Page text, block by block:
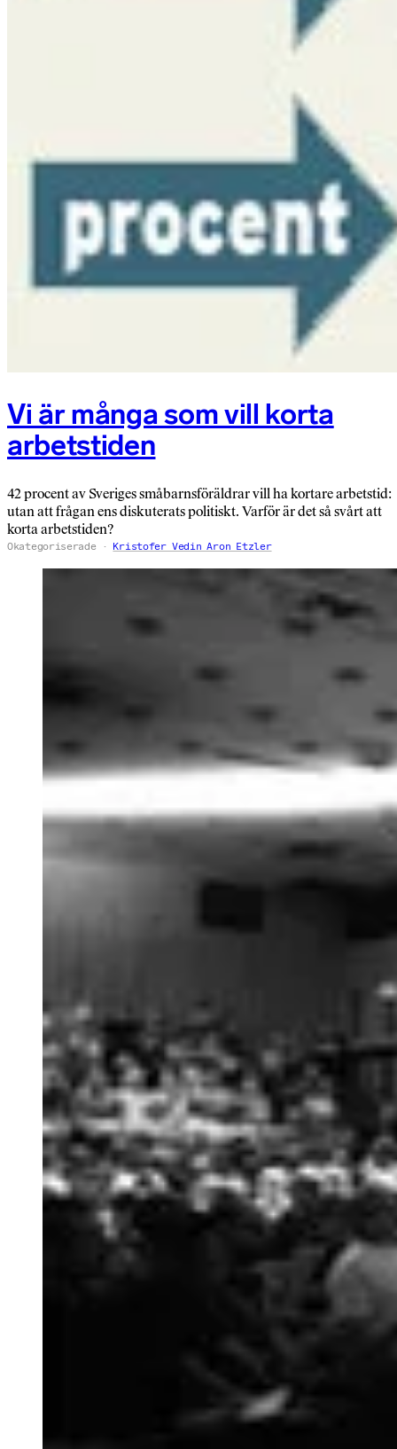
Vi är många som vill korta
arbetstiden
42 procent av Sveriges småbarnsföräldrar vill ha kortare arbetstid:
utan att frågan ens diskuterats politiskt. Varför är det så svårt att
korta arbetstiden?
Okategoriserade Kristofer Vedin Aron Etzler